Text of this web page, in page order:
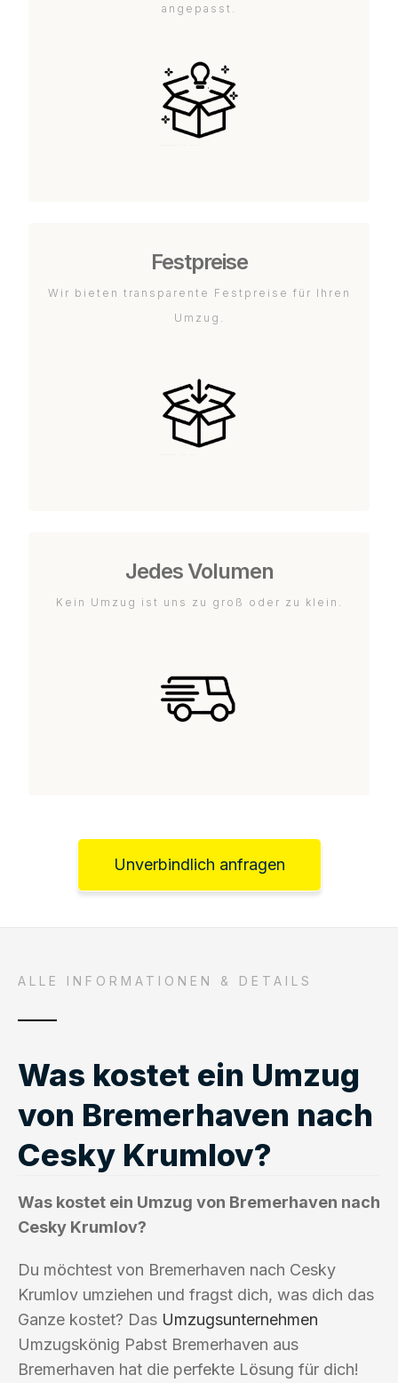
angepasst.
Festpreise
Wir bieten transparente Festpreise für Ihren
Umzug.
Jedes Volumen
Kein Umzug ist uns zu groß oder zu klein.
Unverbindlich anfragen
ALLE INFORMATIONEN & DETAILS
Was kostet ein Umzug
von Bremerhaven nach
Cesky Krumlov?
Was kostet ein Umzug von Bremerhaven nach
Cesky Krumlov?
Du möchtest von Bremerhaven nach Cesky
Krumlov umziehen und fragst dich, was dich das
Ganze kostet? Das Umzugsunternehmen
Umzugskönig Pabst Bremerhaven aus
Bremerhaven hat die perfekte Lösung für dich!